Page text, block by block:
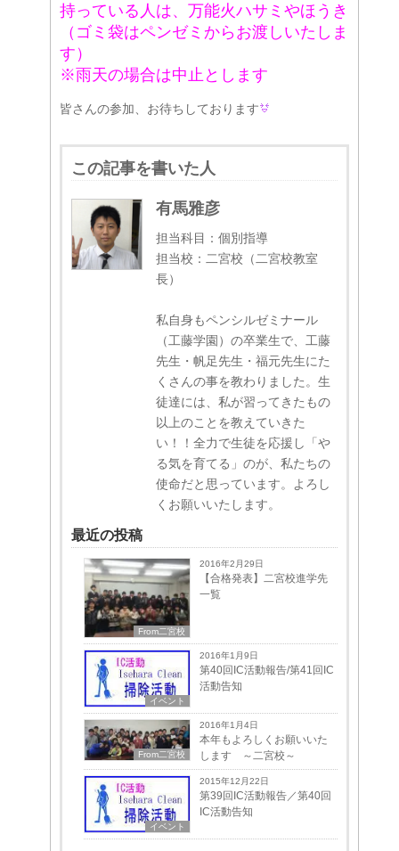
持っている人は、万能火ハサミやほうき
（ゴミ袋はペンゼミからお渡しいたしま
す）
※雨天の場合は中止とします
皆さんの参加、お待ちしております
この記事を書いた人
有馬雅彦
担当科目：個別指導
担当校：二宮校（二宮校教室
長）
私自身もペンシルゼミナール
（工藤学園）の卒業生で、工藤
先生・帆足先生・福元先生にた
くさんの事を教わりました。生
徒達には、私が習ってきたもの
以上のことを教えていきた
い！！全力で生徒を応援し「や
る気を育てる」のが、私たちの
使命だと思っています。よろし
くお願いいたします。
最近の投稿
From二宮校
2016年2月29日
【合格発表】二宮校進学先
一覧
イベント
2016年1月9日
第40回IC活動報告/第41回IC
活動告知
From二宮校
2016年1月4日
本年もよろしくお願いいた
します ～二宮校～
イベント
2015年12月22日
第39回IC活動報告／第40回
IC活動告知